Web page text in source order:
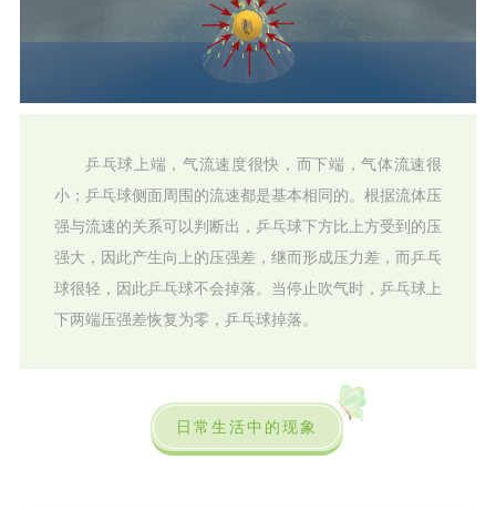
乒乓球上端，气流速度很快，而下端，气体流速很
小；乒乓球侧面周围的流速都是基本相同的。根据流体压
强与流速的关系可以判断出，乒乓球下方比上方受到的压
强大，因此产生向上的压强差，继而形成压力差，而乒乓
球很轻，因此乒乓球不会掉落。当停止吹气时，乒乓球上
下两端压强差恢复为零，乒乓球掉落。
日常生活中的现象